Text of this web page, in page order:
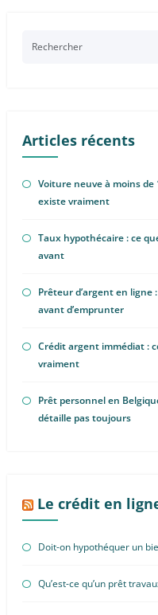
Articles récents
Voiture neuve à moins de
existe vraiment
Taux hypothécaire : ce
avant
Prêteur d’argent en ligne
avant d’emprunter
Crédit argent immédiat :
vraiment
Prêt personnel en
détaille pas toujours
Le crédit en
Doit-on hypothéquer un
Qu’est-ce qu’un prêt